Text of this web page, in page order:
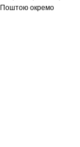
Поштою окремо